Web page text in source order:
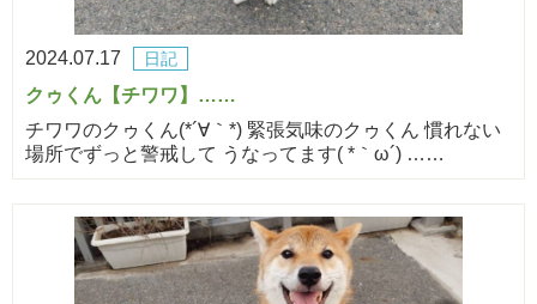
2024.07.17 日記
クゥくん【チワワ】……
チワワのクゥくん(*´∀｀*) 緊張気味のクゥくん 慣れない
場所でずっと警戒して うなってます( *｀ω´) ……